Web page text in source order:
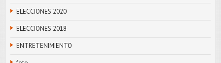
ELECCIONES 2020
ELECCIONES 2018
ENTRETENIMIENTO